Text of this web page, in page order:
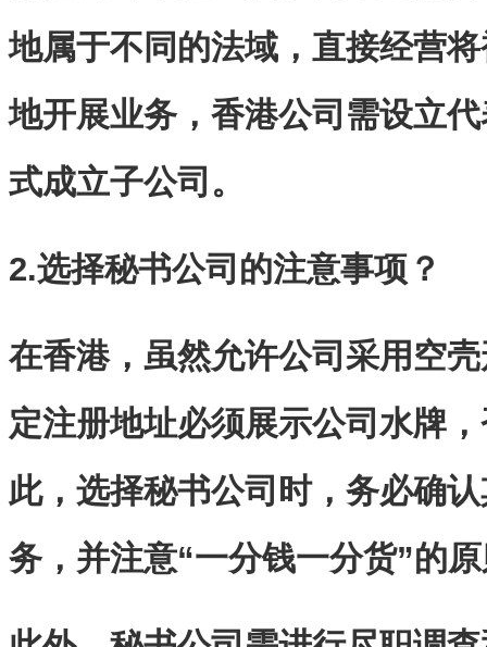
地属于不同的法域，直接经营
地开展业务，香港公司需设立
式成立子公司。
2.选择秘书公司的注意事项？
在香港，虽然允许公司采用空
定注册地址必须展示公司水牌
此，选择秘书公司时，务必确
务，并注意“一分钱一分货”的